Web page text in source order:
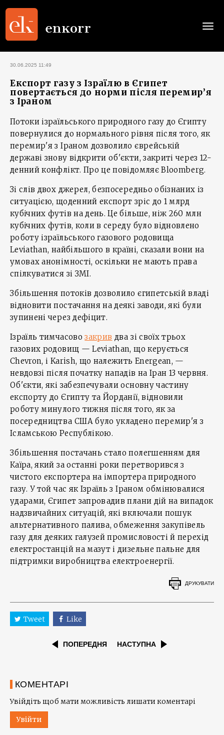
30.06.2025 11:49
Експорт газу з Ізраїлю в Єгипет
повертається до норми після перемир’я
з Іраном
Потоки ізраїльського природного газу до Єгипту
повернулися до нормального рівня після того, як
перемир'я з Іраном дозволило єврейській
державі знову відкрити об'єкти, закриті через 12-
денний конфлікт. Про це повідомляє Bloomberg.
Зі слів двох джерел, безпосередньо обізнаних із
ситуацією, щоденний експорт зріс до 1 млрд
кубічних футів на день. Це більше, ніж 260 млн
кубічних футів, коли в середу було відновлено
роботу ізраїльського газового родовища
Leviathan, найбільшого в країні, сказали вони на
умовах анонімності, оскільки не мають права
спілкуватися зі ЗМІ.
Збільшення потоків дозволило єгипетській владі
відновити постачання на деякі заводи, які були
зупинені через дефіцит.
Ізраїль тимчасовозакрив два зі своїх трьох
газових родовищ — Leviathan, що керується
Chevron, і Karish, що належить Energean, —
невдовзі після початку нападів на Іран 13 червня.
Об'єкти, які забезпечували основну частину
експорту до Єгипту та Йорданії, відновили
роботу минулого тижня після того, як за
посередництва США було укладено перемир'я з
Ісламською Республікою.
Збільшення постачань стало полегшенням для
Каїра, який за останні роки перетворився з
чистого експортера на імпортера природного
газу. У той час як Ізраїль з Іраном обмінювалися
ударами, Єгипет запровадив плани дій на випадок
надзвичайних ситуацій, які включали пошук
альтернативного палива, обмеження закупівель
газу для деяких галузей промисловості й перехід
електростанцій на мазут і дизельне пальне для
підтримки виробництва електроенергії.
ДРУКУВАТИ
Tweet Like
ПОПЕРЕДНЯ НАСТУПНА
КОМЕНТАРІ
Увійдіть щоб мати можливість лишати коментарі
Увійти